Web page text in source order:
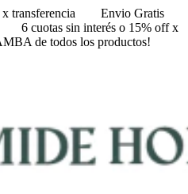
transferencia
Envio Gratis
6 cuotas sin interés o 15% off x
de todos los productos!